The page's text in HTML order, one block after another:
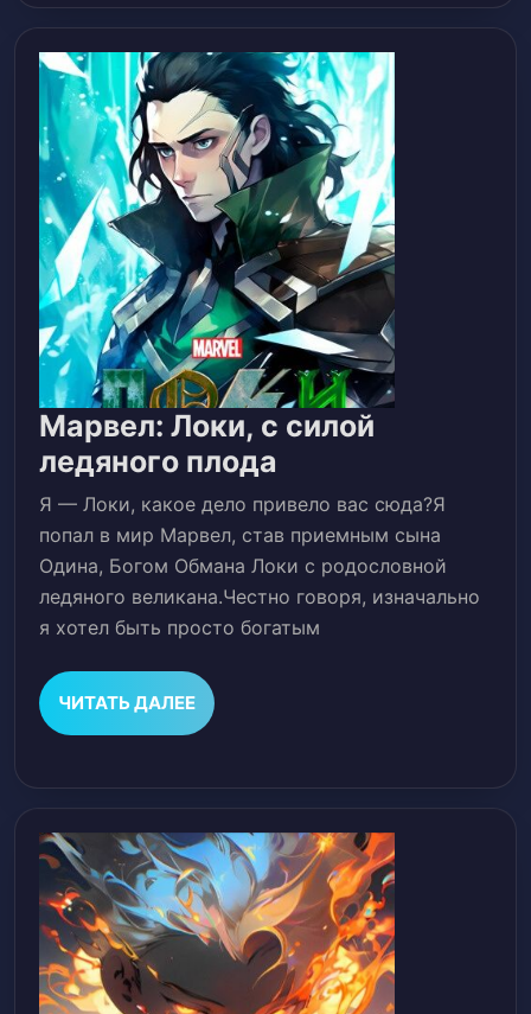
Марвел: Локи, с силой
ледяного плода
Локи,
с
силой
ледяного
плода
Я — Локи, какое дело привело вас сюда?Я
попал в мир Марвел, став приемным сына
Одина, Богом Обмана Локи с родословной
ледяного великана.Честно говоря, изначально
я хотел быть просто богатым
ЧИТАТЬ ДАЛЕЕЧИТАТЬ
ДАЛЕЕ